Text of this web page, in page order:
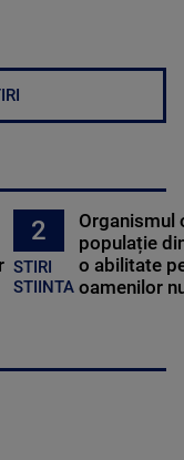
2
STIRI
STIINTA
Organismul
populație
o abilitate
oamenilor